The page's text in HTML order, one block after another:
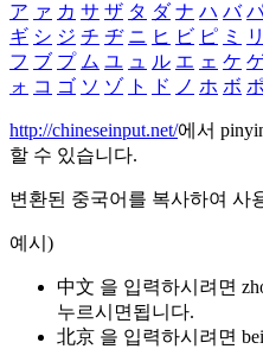
ア ァ カ サ ザ タ ダ ナ ハ バ
ギ シ ジ チ ヂ ニ ヒ ビ ピ ミ リ
フ ブ プ ム ユ ュ ル エ ェ ケ
ォ コ ゴ ソ ゾ ト ド ノ ホ ボ ポ
http://chineseinput.net/에서
할 수 있습니다.
변환된 중국어를 복사하여 사
예시)
中文 을 입력하시려면
누르시면됩니다.
北京 을 입력하시려면